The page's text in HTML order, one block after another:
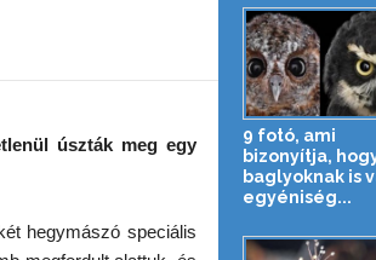
úszták meg egy
hegymászó speciális
9 fotó, ami
bizonyítja,
baglyoknak is
egyéniség...